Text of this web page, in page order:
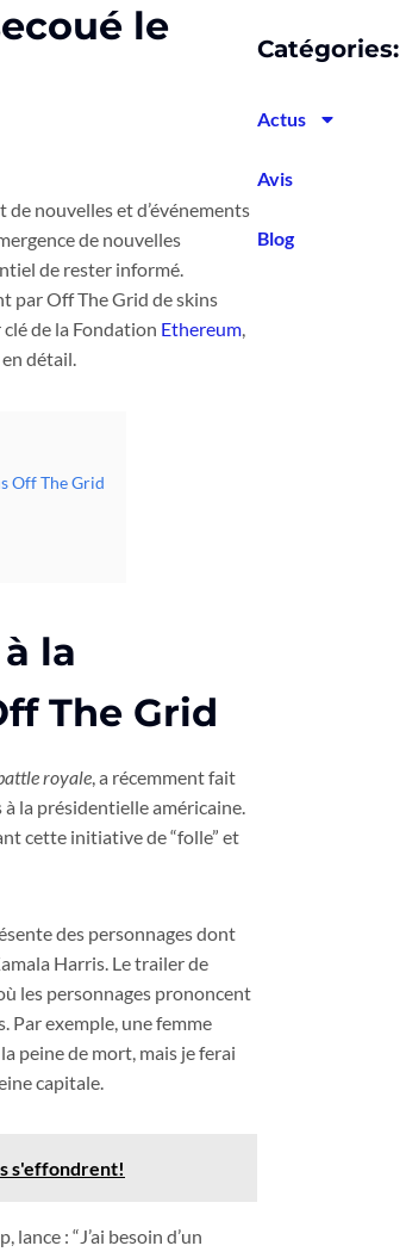
le
nouvelles et d’événements
de nouvelles
de rester informé.
par Off The Grid de skins
de la Fondation Ethereum
détail.
Off The Grid
la
The Grid
royale , a récemment fait
la présidentielle américaine.
cette initiative de “folle” et
des personnages dont
Harris. Le trailer de
les personnages prononcent
Par exemple, une femme
peine de mort, mais je ferai
capitale.
s'effondrent!
: “J’ai besoin d’un
Catégories:
Actus
Avis
Blog